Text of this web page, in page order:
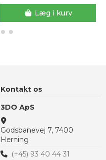
Læg i kurv
Kontakt os
3DO ApS
Godsbanevej 7, 7400
Herning
(+45) 93 40 44 31